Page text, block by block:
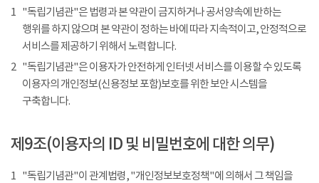
1 "독립기념관"은 법령과 본 약관이 금지하거나 공서양속에 반하는
행위를 하지 않으며 본 약관이 정하는 바에 따라 지속적이고, 안정적으로
서비스를 제공하기 위해서 노력합니다.
2 "독립기념관"은 이용자가 안전하게 인터넷 서비스를 이용할 수 있도록
이용자의 개인정보(신용정보 포함)보호를 위한 보안 시스템을
구축합니다.
제9조(이용자의 ID 및 비밀번호에 대한 의무)
1 "독립기념관"이 관계법령, "개인정보보호정책"에 의해서 그 책임을